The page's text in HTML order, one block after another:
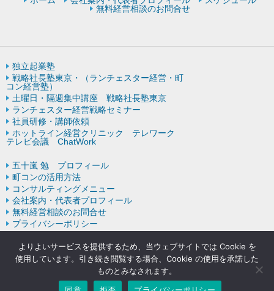
無料経営相談のお問合せ
独立起業塾
戦略社長塾東京・（ランチェスター経営・町
コン経営塾）
土曜日・隔週集中講座 戦略社長塾東京
ランチェスター経営戦略セミナー
社員研修・講師依頼
ホットライン経営クリニック テレワーク
テレビ会議 ChatWork
五十嵐 勉 プロフィール
町コンの活用方法
コンサルティングメニュー
会社案内・代表者プロフィール
無料経営相談のお問合せ
プライバシーポリシー
Copyright © ランチェスターの法則を学ぶなら五十嵐コンサルティン
よりよいサービスを提供するため、当ウェブサイトでは Cookie を
使用しています。引き続き閲覧する場合、Cookie の使用を承諾した
ものとみなされます。